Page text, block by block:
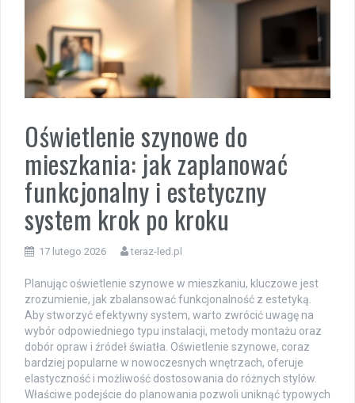
Oświetlenie szynowe do
mieszkania: jak zaplanować
funkcjonalny i estetyczny
system krok po kroku
17 lutego 2026 teraz-led.pl
Planując oświetlenie szynowe w mieszkaniu, kluczowe jest
zrozumienie, jak zbalansować funkcjonalność z estetyką.
Aby stworzyć efektywny system, warto zwrócić uwagę na
wybór odpowiedniego typu instalacji, metody montażu oraz
dobór opraw i źródeł światła. Oświetlenie szynowe, coraz
bardziej popularne w nowoczesnych wnętrzach, oferuje
elastyczność i możliwość dostosowania do różnych stylów.
Właściwe podejście do planowania pozwoli uniknąć typowych